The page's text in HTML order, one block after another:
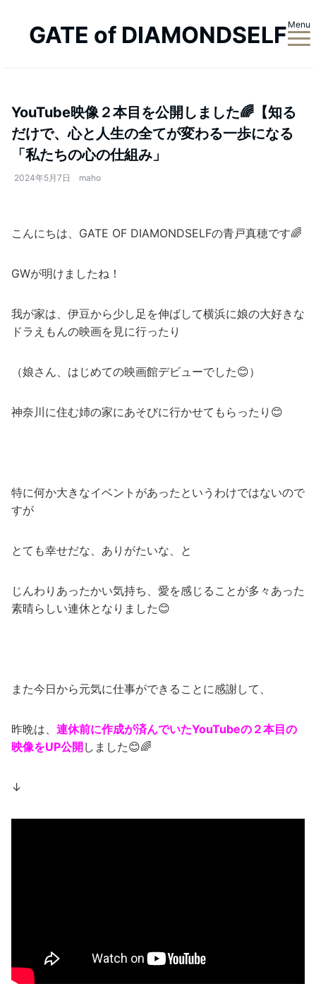
GATE of DIAMONDSELF Menu
YouTube映像２本目を公開しました🌈【知る
だけで、心と人生の全てが変わる一歩になる
「私たちの心の仕組み」
2024年5月7日 maho
こんにちは、GATE OF DIAMONDSELFの青戸真穂です🌈
GWが明けましたね！
我が家は、伊豆から少し足を伸ばして横浜に娘の大好きな
ドラえもんの映画を見に行ったり
（娘さん、はじめての映画館デビューでした😊）
神奈川に住む姉の家にあそびに行かせてもらったり😊
特に何か大きなイベントがあったというわけではないので
すが
とても幸せだな、ありがたいな、と
じんわりあったかい気持ち、愛を感じることが多々あった
素晴らしい連休となりました😊
また今日から元気に仕事ができることに感謝して、
昨晩は、 連休前に作成が済んでいたYouTubeの２本目の
映像をUP公開 しました😊🌈
↓